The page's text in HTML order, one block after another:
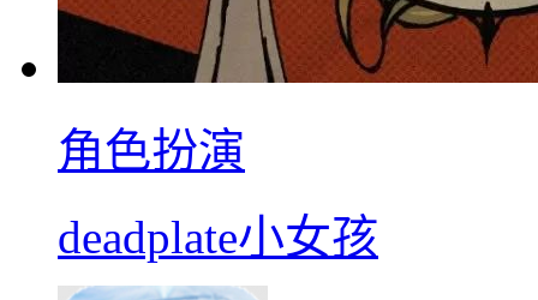
角色扮演
deadplate小女孩